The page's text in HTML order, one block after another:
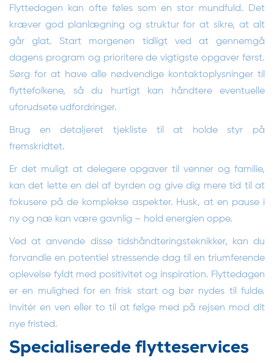
Flyttedagen kan ofte føles som en stor mundfuld. Det
kræver god planlægning og struktur for at sikre, at alt
går glat. Start morgenen tidligt ved at gennemgå
dagens program og prioritere de vigtigste opgaver først.
Sørg for at have alle nødvendige kontaktoplysninger til
flyttefolkene, så du hurtigt kan håndtere eventuelle
uforudsete udfordringer.
Brug en detaljeret tjekliste til at holde styr på
fremskridtet.
Er det muligt at delegere opgaver til venner og familie,
kan det lette en del af byrden og give dig mere tid til at
fokusere på de komplekse aspekter. Husk, at en pause i
ny og næ kan være gavnlig – hold energien oppe.
Ved at anvende disse tidshåndteringsteknikker, kan du
forvandle en potentiel stressende dag til en triumferende
oplevelse fyldt med positivitet og inspiration. Flyttedagen
er en mulighed for en frisk start og bør nydes til fulde.
Invitér en ven eller to til at følge med på rejsen mod dit
nye fristed.
Specialiserede flytteservices